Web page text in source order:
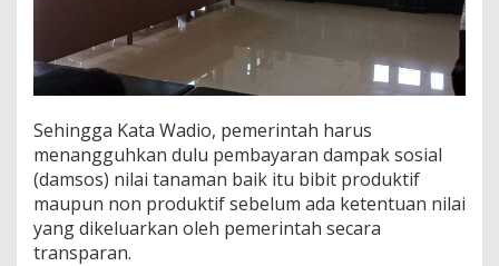
Sehingga Kata Wadio, pemerintah harus
menangguhkan dulu pembayaran dampak sosial
(damsos) nilai tanaman baik itu bibit produktif
maupun non produktif sebelum ada ketentuan nilai
yang dikeluarkan oleh pemerintah secara
transparan.